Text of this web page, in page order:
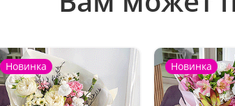
Новинка Новинка